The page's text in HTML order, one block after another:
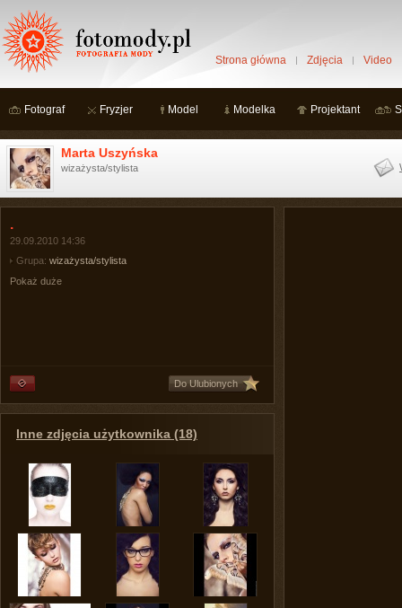
Strona główna Zdjęcia Video
Fotograf Fryzjer Model Modelka Projektant
Marta Uszyńska
wizażysta/stylista
.
29.09.2010 14:36
Grupa: wizażysta/stylista
Pokaż duże
Do Ulubionych
Inne zdjęcia użytkownika (18)